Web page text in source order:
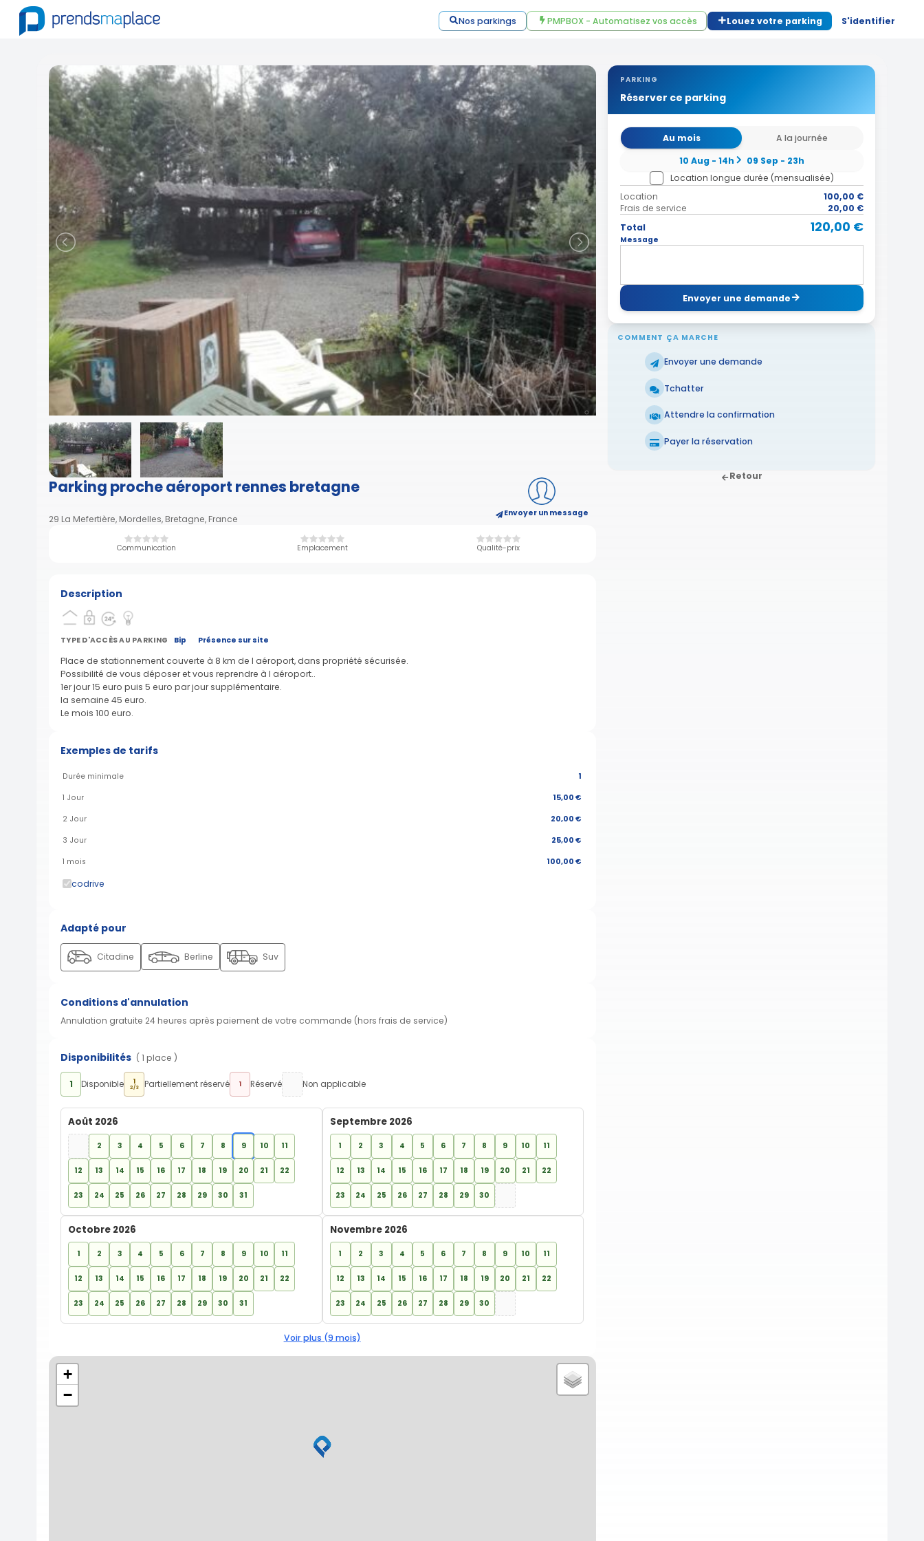
Nos parkings PMPBOX - Automatisez vos accès Louez votre parking S'identifier
Parking proche aéroport rennes bretagne
29 La Mefertière, Mordelles, Bretagne, France Envoyer un message
Communication Emplacement Qualité-prix
PARKING
Réserver ce parking
Au mois
A la journée
10 Aug - 14h
09 Sep - 23h
Location longue durée (mensualisée)
Location
100,00 €
Frais de service
20,00 €
Total
120,00 €
Message
Envoyer une demande
COMMENT ÇA MARCHE
Envoyer une demande
Tchatter
Attendre la confirmation
Payer la réservation
Retour
Description
TYPE D'ACCÈS AU PARKING Bip Présence sur site
Place de stationnement couverte à 8 km de l aéroport, dans propriété sécurisée.
Possibilité de vous déposer et vous reprendre à l aéroport..
1er jour 15 euro puis 5 euro par jour supplémentaire.
la semaine 45 euro.
Le mois 100 euro.
Exemples de tarifs
Durée minimale 1
1 Jour 15,00 €
2 Jour 20,00 €
3 Jour 25,00 €
1 mois 100,00 €
codrive
Adapté pour
Citadine Berline Suv
Conditions d'annulation
Annulation gratuite 24 heures après paiement de votre commande (hors frais de service)
Disponibilités ( 1 place )
1 Disponible 1
2/3 Partiellement réservé 1 Réservé Non applicable
Août 2026
2 3 4 5 6 7 8 9 10 11
12 13 14 15 16 17 18 19 20 21 22
23 24 25 26 27 28 29 30 31
Septembre 2026
1 2 3 4 5 6 7 8 9 10 11
12 13 14 15 16 17 18 19 20 21 22
23 24 25 26 27 28 29 30
Octobre 2026
1 2 3 4 5 6 7 8 9 10 11
12 13 14 15 16 17 18 19 20 21 22
23 24 25 26 27 28 29 30 31
Novembre 2026
1 2 3 4 5 6 7 8 9 10 11
12 13 14 15 16 17 18 19 20 21 22
23 24 25 26 27 28 29 30
Voir plus (9 mois)
+
−